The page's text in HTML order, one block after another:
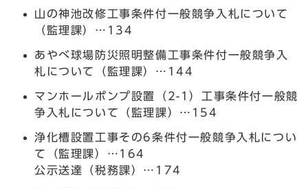
山の神池改修工事条件付一般競争入札について
（監理課）…134
あやべ球場防災照明整備工事条件付一般競争入
札について（監理課）…144
マンホールポンプ設置（2-1）工事条件付一般競
争入札について（監理課）…154
浄化槽設置工事その6条件付一般競争入札につい
て（監理課）…164
公示送達（税務課）…174